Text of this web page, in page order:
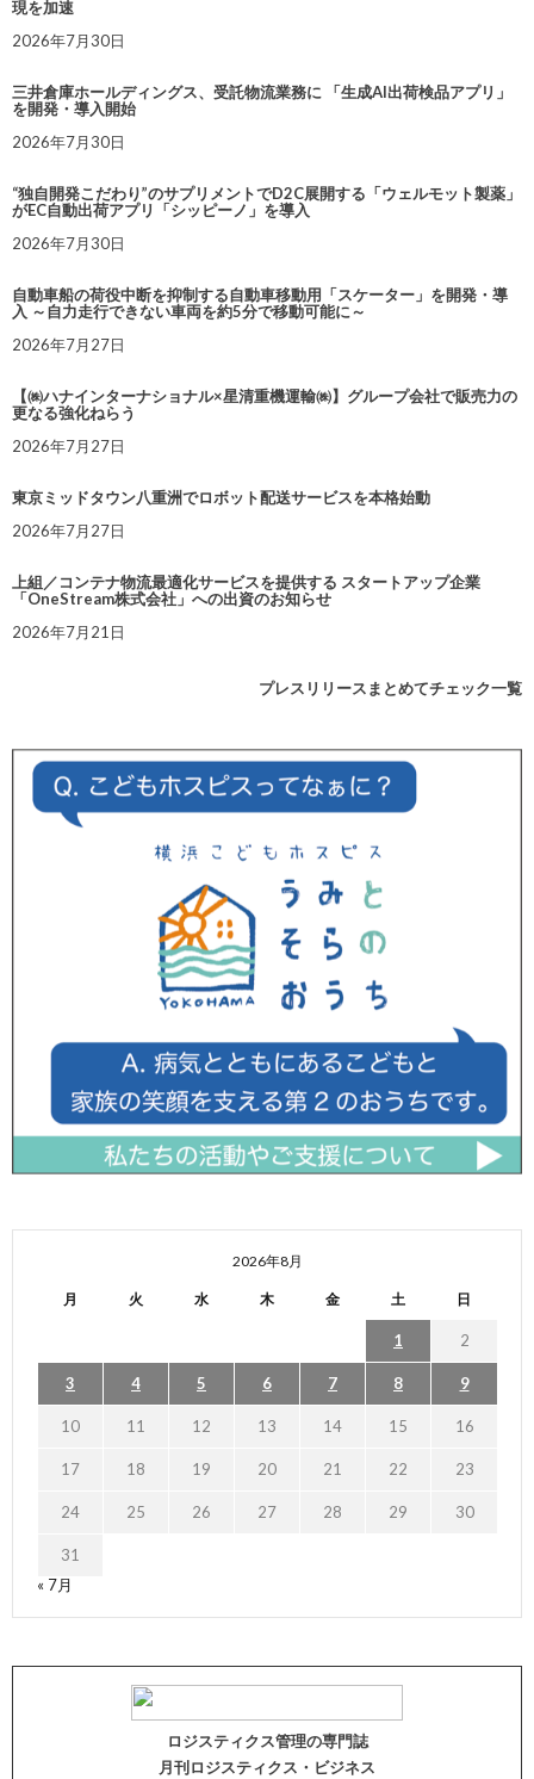
現を加速
2026年7月30日
三井倉庫ホールディングス、受託物流業務に 「生成AI出荷検品アプリ」
を開発・導入開始
2026年7月30日
“独自開発こだわり”のサプリメントでD2C展開する「ウェルモット製薬」
がEC自動出荷アプリ「シッピーノ」を導入
2026年7月30日
自動車船の荷役中断を抑制する自動車移動用「スケーター」を開発・導
入 ～自力走行できない車両を約5分で移動可能に～
2026年7月27日
【㈱ハナインターナショナル×星清重機運輸㈱】グループ会社で販売力の
更なる強化ねらう
2026年7月27日
東京ミッドタウン八重洲でロボット配送サービスを本格始動
2026年7月27日
上組／コンテナ物流最適化サービスを提供する スタートアップ企業
「OneStream株式会社」への出資のお知らせ
2026年7月21日
プレスリリースまとめてチェック一覧
2026年8月
月 火 水 木 金 土 日
1 2
3 4 5 6 7 8 9
10 11 12 13 14 15 16
17 18 19 20 21 22 23
24 25 26 27 28 29 30
31
« 7月
ロジスティクス管理の専門誌
月刊ロジスティクス・ビジネス